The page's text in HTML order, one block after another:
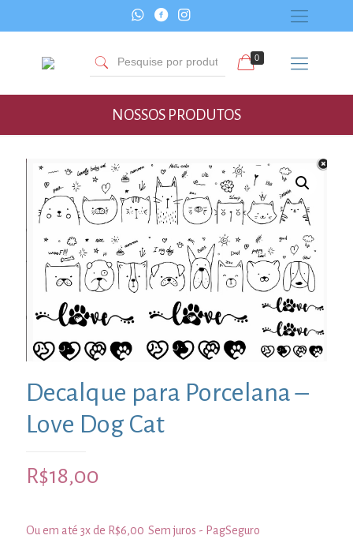
0
NOSSOS PRODUTOS
Decalque para Porcelana –
Love Dog Cat
R$18,00
Ou em até 3x de R$6,00 Sem juros - PagSeguro